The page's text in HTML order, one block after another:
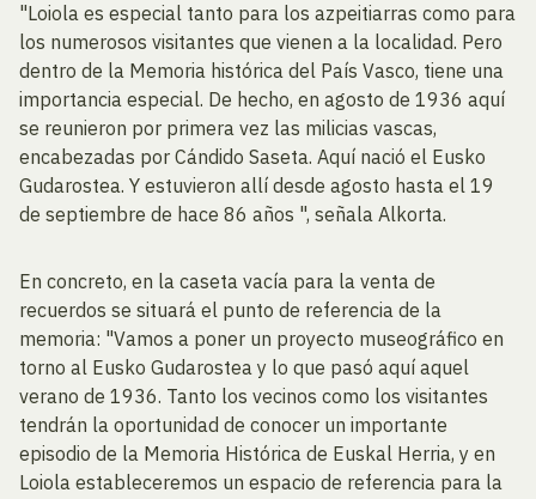
"Loiola es especial tanto para los azpeitiarras como para
los numerosos visitantes que vienen a la localidad. Pero
dentro de la Memoria histórica del País Vasco, tiene una
importancia especial. De hecho, en agosto de 1936 aquí
se reunieron por primera vez las milicias vascas,
encabezadas por Cándido Saseta. Aquí nació el Eusko
Gudarostea. Y estuvieron allí desde agosto hasta el 19
de septiembre de hace 86 años ", señala Alkorta.
En concreto, en la caseta vacía para la venta de
recuerdos se situará el punto de referencia de la
memoria: "Vamos a poner un proyecto museográfico en
torno al Eusko Gudarostea y lo que pasó aquí aquel
verano de 1936. Tanto los vecinos como los visitantes
tendrán la oportunidad de conocer un importante
episodio de la Memoria Histórica de Euskal Herria, y en
Loiola estableceremos un espacio de referencia para la